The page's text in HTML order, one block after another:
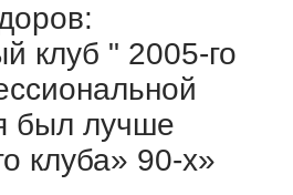
клуб " 2005-го
был лучше
клуба» 90-х»